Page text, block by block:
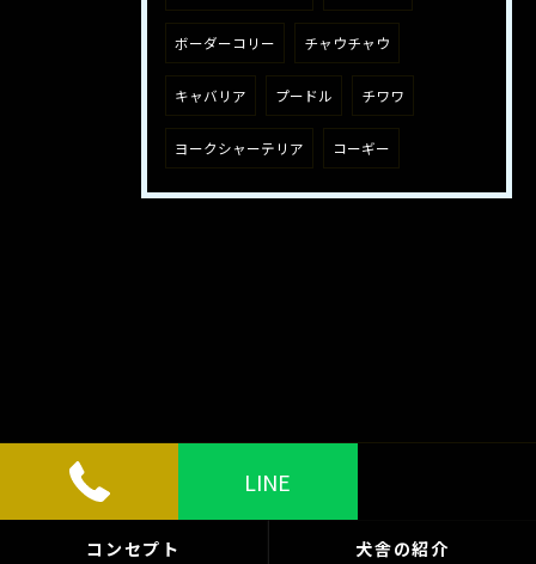
ボーダーコリー チャウチャウ
キャバリア プードル チワワ
ヨークシャーテリア コーギー
LINE
コンセプト 犬舎の紹介